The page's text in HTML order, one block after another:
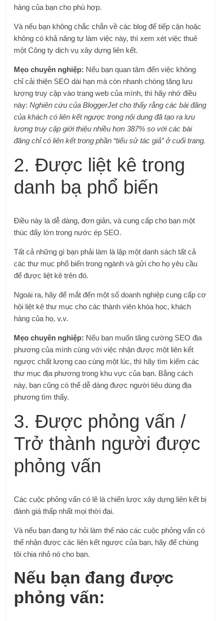
hàng của bạn cho phù hợp.
Và nếu bạn không chắc chắn về các blog để tiếp cận hoặc
không có khả năng tự làm việc này, thìxem xét việc thuê
mộtCông ty dịch vụ xây dựng liên kết.
Mẹo chuyên nghiệp: Nếu bạn quan tâm đến việc không
chỉ cải thiện SEO dài hạn mà còn nhanh chóng tăng lưu
lượng truy cập vào trang web của mình, thì hãy nhớ điều
này:Nghiên cứu của BloggerJet cho thấy rằng các bài đăng
của khách có liên kết ngược trong nội dung đã tạo ra lưu
lượng truy cập giới thiệu nhiều hơn 387% so với các bài
đăng chỉ có liên kết trong phần “tiểu sử tác giả” ở cuối trang.
2. Được liệt kê trong
danh bạ phổ biến
Điều này là dễ dàng, đơn giản, và cung cấp cho bạn một
thúc đẩy lớn trong nước ép SEO.
Tất cả những gì bạn phải làm là lập một danh sách tất cả
các thư mục phổ biến trong ngành và gửi cho họ yêu cầu
để được liệt kê trên đó.
Ngoài ra, hãy để mắt đến một số doanh nghiệp cung cấp cơ
hội liệt kê thư mục cho các thành viên khóa học, khách
hàng của họ, v.v.
Mẹo chuyên nghiệp: Nếu bạn muốn tăng cường SEO địa
phương của mình cùng với việc nhận được một liên kết
ngược chất lượng cao cùng một lúc, thì hãy tìm kiếm các
thư mục địa phương trong khu vực của bạn. Bằng cách
này, bạn cũng có thể dễ dàng được người tiêu dùng địa
phương tìm thấy.
3. Được phỏng vấn /
Trở thành người được
phỏng vấn
Các cuộc phỏng vấn có lẽ là chiến lược xây dựng liên kết bị
đánh giá thấp nhất mọi thời đại.
Và nếu bạn đang tự hỏi làm thế nào các cuộc phỏng vấn có
thể nhận được các liên kết ngược của bạn, hãy để chúng
tôi chia nhỏ nó cho bạn.
Nếu bạn đang được
phỏng vấn: